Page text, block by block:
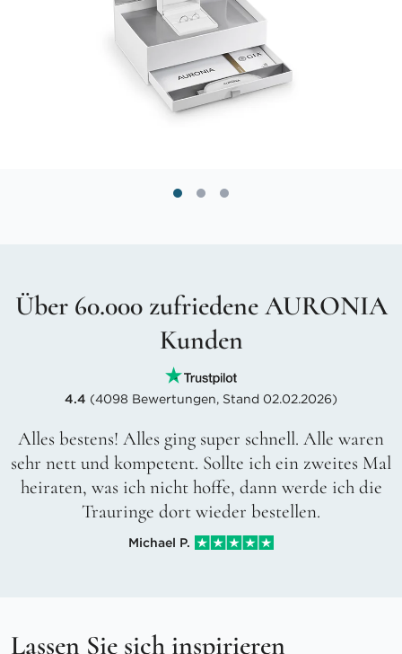
Über 60.000 zufriedene AURONIA
Kunden
4.4 (4098 Bewertungen, Stand 02.02.2026)
Alles bestens! Alles ging super schnell. Alle waren
sehr nett und kompetent. Sollte ich ein zweites Mal
heiraten, was ich nicht hoffe, dann werde ich die
Trauringe dort wieder bestellen.
Michael P.
Lassen Sie sich inspirieren